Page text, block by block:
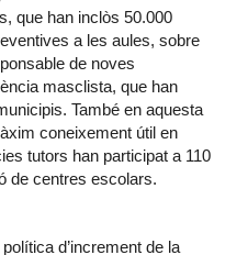
que han inclòs 50.000
a les aules, sobre
de noves
masclista, que han
També en aquesta
coneixement útil en
tutors han participat a 110
de centres escolars.
d’increment de la